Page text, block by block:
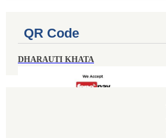
QR Code
DHARAUTI KHATA